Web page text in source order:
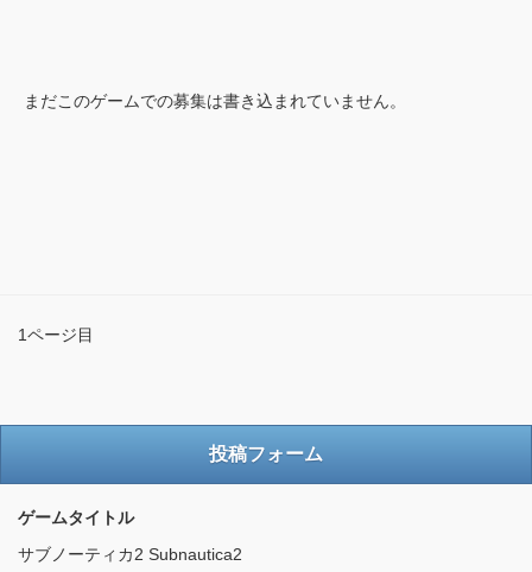
まだこのゲームでの募集は書き込まれていません。
1ページ目
投稿フォーム
ゲームタイトル
サブノーティカ2 Subnautica2